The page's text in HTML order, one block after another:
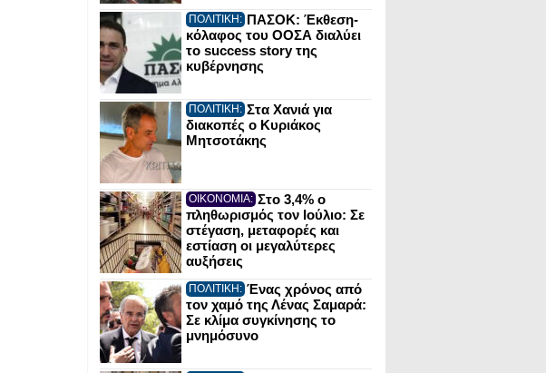
ΠΟΛΙΤΙΚΗ: ΠΑΣΟΚ: Έκθεση-
κόλαφος του ΟΟΣΑ διαλύει
το success story της
κυβέρνησης
ΠΟΛΙΤΙΚΗ: Στα Χανιά για
διακοπές ο Κυριάκος
Μητσοτάκης
ΟΙΚΟΝΟΜΙΑ: Στο 3,4% ο
πληθωρισμός τον Ιούλιο: Σε
στέγαση, μεταφορές και
εστίαση οι μεγαλύτερες
αυξήσεις
ΠΟΛΙΤΙΚΗ: Ένας χρόνος από
τον χαμό της Λένας Σαμαρά:
Σε κλίμα συγκίνησης το
μνημόσυνο